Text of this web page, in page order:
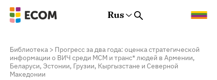
Rus
Библиотека > Прогресс за два года: оценка стратегической
информации о ВИЧ среди МСМ и транс* людей в Армении,
Беларуси, Эстонии, Грузии, Кыргызстане и Северной
Македонии